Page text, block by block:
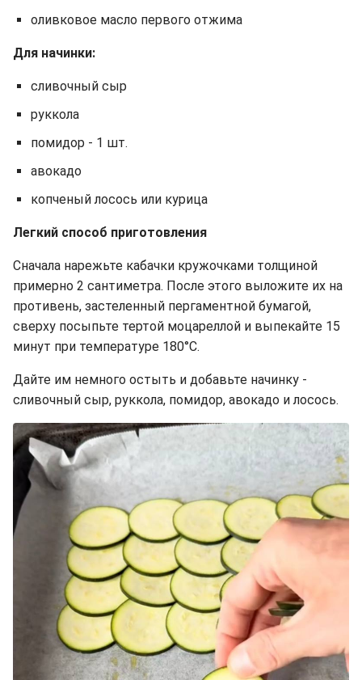
оливковое масло первого отжима
Для начинки:
сливочный сыр
руккола
помидор - 1 шт.
авокадо
копченый лосось или курица
Легкий способ приготовления
Сначала нарежьте кабачки кружочками толщиной
примерно 2 сантиметра. После этого выложите их на
противень, застеленный пергаментной бумагой,
сверху посыпьте тертой моцареллой и выпекайте 15
минут при температуре 180°C.
Дайте им немного остыть и добавьте начинку -
сливочный сыр, руккола, помидор, авокадо и лосось.